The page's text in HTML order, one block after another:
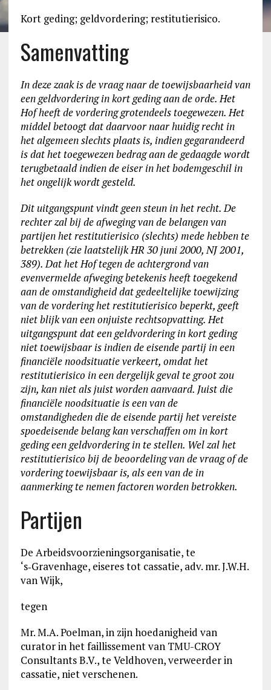
Kort geding; geldvordering; restitutierisico.
Samenvatting
In deze zaak is de vraag naar de toewijsbaarheid van
een geldvordering in kort geding aan de orde. Het
Hof heeft de vordering grotendeels toegewezen. Het
middel betoogt dat daarvoor naar huidig recht in
het algemeen slechts plaats is, indien gegarandeerd
is dat het toegewezen bedrag aan de gedaagde wordt
terugbetaald indien de eiser in het bodemgeschil in
het ongelijk wordt gesteld.
Dit uitgangspunt vindt geen steun in het recht. De
rechter zal bij de afweging van de belangen van
partijen het restitutierisico (slechts) mede hebben te
betrekken (zie laatstelijk HR 30 juni 2000, NJ 2001,
389). Dat het Hof tegen de achtergrond van
evenvermelde afweging betekenis heeft toegekend
aan de omstandigheid dat gedeeltelijke toewijzing
van de vordering het restitutierisico beperkt, geeft
niet blijk van een onjuiste rechtsopvatting. Het
uitgangspunt dat een geldvordering in kort geding
niet toewijsbaar is indien de eisende partij in een
financiële noodsituatie verkeert, omdat het
restitutierisico in een dergelijk geval te groot zou
zijn, kan niet als juist worden aanvaard. Juist die
financiële noodsituatie is een van de
omstandigheden die de eisende partij het vereiste
spoedeisende belang kan verschaffen om in kort
geding een geldvordering in te stellen. Wel zal het
restitutierisico bij de beoordeling van de vraag of de
vordering toewijsbaar is, als een van de in
aanmerking te nemen factoren worden betrokken.
Partijen
De Arbeidsvoorzieningsorganisatie, te
‘s‑Gravenhage, eiseres tot cassatie, adv. mr. J.W.H.
van Wijk,
tegen
Mr. M.A. Poelman, in zijn hoedanigheid van
curator in het faillissement van TMU-CROY
Consultants B.V., te Veldhoven, verweerder in
cassatie, niet verschenen.